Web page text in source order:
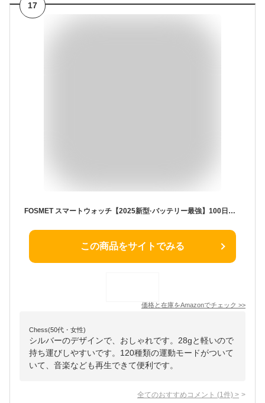
17
FOSMET スマートウォッチ【2025新型·バッテリー最強】100日間スタンバイ 30日間連続使用 Bluetooth通話機能 1.85インチHD大画面 IP68防水 1500nit高輝度 明るさ調整 メッセージ通知 睡眠管理 120種類の運動モード 音楽再生 軽量28g 多種類文字盤 天気予報 スマートウォッチ iPhoneとアンドロイド対応 TELEC認証 P1 シルバー
この商品をサイトでみる
価格と在庫をAmazonでチェック >>
Chess(50代・女性)
シルバーのデザインで、おしゃれです。28gと軽いので
持ち運びしやすいです。120種類の運動モードがついて
いて、音楽なども再生できて便利です。
全てのおすすめコメント (1 件) >